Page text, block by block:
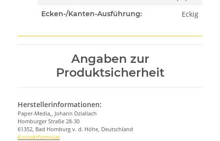
Ecken-/Kanten-Ausführung: Eckig
Angaben zur
Produktsicherheit
Herstellerinformationen:
Paper-Media,, Johann Dziallach
Homburger Straße 28-30
61352, Bad Homburg v. d. Höhe, Deutschland
Kontaktformular